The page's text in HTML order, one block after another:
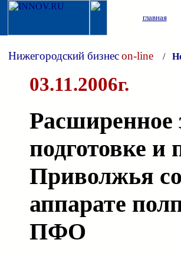
главная
Нижегородский бизнесon-line /
03.11.2006г.
Расширенное
подготовке
Приволжья
аппарате
ПФО